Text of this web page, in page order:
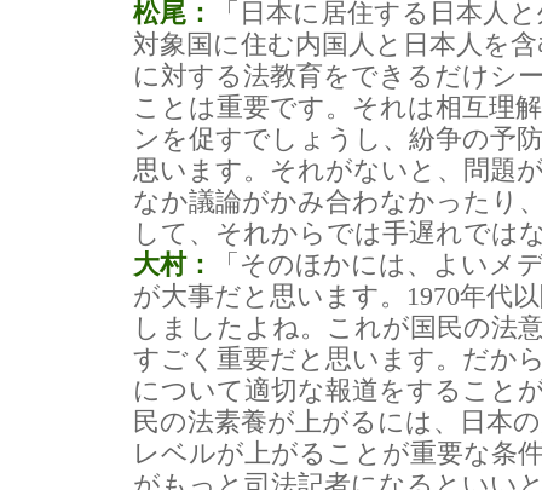
松尾：
「日本に居住する日本人
対象国に住む内国人と日本人を
に対する法教育をできるだけシ
ことは重要です。それは相互理
ンを促すでしょうし、紛争の予
思います。それがないと、問題
なか議論がかみ合わなかったり
して、それからでは手遅れでは
大村：
「そのほかには、よいメ
が大事だと思います。1970年代
しましたよね。これが国民の法
すごく重要だと思います。だか
について適切な報道をすること
民の法素養が上がるには、日本
レベルが上がることが重要な条